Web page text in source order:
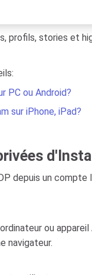
profils, stories et
PC ou Android?
sur iPhone, iPad?
depuis un
ou
navigateur.